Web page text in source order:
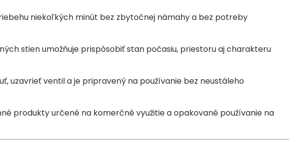
niekoľkých minút bez zbytočnej námahy a bez potreby
stien umožňuje prispôsobiť stan počasiu, priestoru aj charakteru
uzavrieť ventil a je pripravený na používanie bez neustáleho
produkty určené na komerčné využitie a opakované používanie na